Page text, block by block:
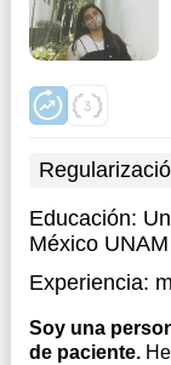
Educación:
México UNAM
Experiencia:
Soy una
de paciente.